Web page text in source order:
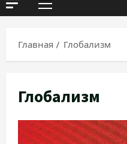
Главная Глобализм
Глобализм